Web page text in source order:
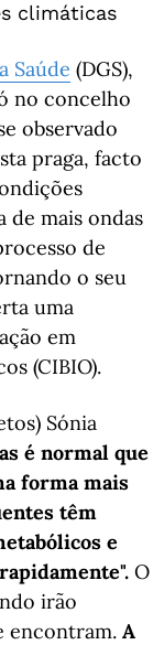
climáticas
Saúde (DGS),
no concelho
observado
praga, facto
de mais ondas
de
o seu
uma
em
(CIBIO).
Sónia
é normal que
forma mais
têm
e
O
irão
encontram. A